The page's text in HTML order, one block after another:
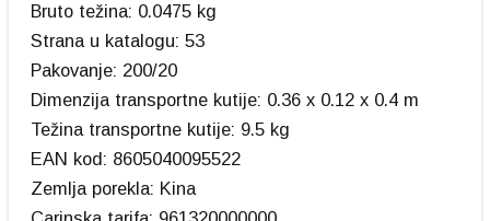
Bruto težina: 0.0475 kg
Strana u katalogu: 53
Pakovanje: 200/20
Dimenzija transportne kutije: 0.36 x 0.12 x 0.4 m
Težina transportne kutije: 9.5 kg
EAN kod: 8605040095522
Zemlja porekla: Kina